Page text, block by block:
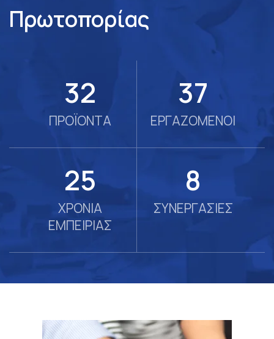
Πρωτοπορίας
58
ΠΡΟΪΟΝΤΑ
67
ΕΡΓΑΖΟΜΕΝΟΙ
45
ΧΡΟΝΙΑ
ΕΜΠΕΙΡΙΑΣ
14
ΣΥΝΕΡΓΑΣΙΕΣ